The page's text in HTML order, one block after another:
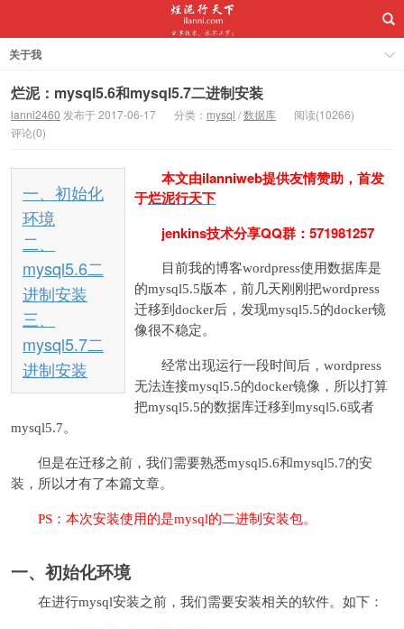
关于我
烂泥：mysql5.6和mysql5.7二进制安装
lanni2460 发布于 2017-06-17 分类： mysql /数据库
阅读(10266)
评论(0)
一、初始化
环境
二、
mysql5.6二
进制安装
三、
mysql5.7二
进制安装
本文由ilanniweb提供友情赞助，首发
于烂泥行天下
jenkins技术分享QQ群：571981257
目前我的博客wordpress使用数据库是
的mysql5.5版本，前几天刚刚把wordpress
迁移到docker后，发现mysql5.5的docker镜
像很不稳定。
经常出现运行一段时间后，wordpress
无法连接mysql5.5的docker镜像，所以打算
把mysql5.5的数据库迁移到mysql5.6或者
mysql5.7。
但是在迁移之前，我们需要熟悉mysql5.6和mysql5.7的安
装，所以才有了本篇文章。
PS：本次安装使用的是mysql的二进制安装包。
一、初始化环境
在进行mysql安装之前，我们需要安装相关的软件。如下：